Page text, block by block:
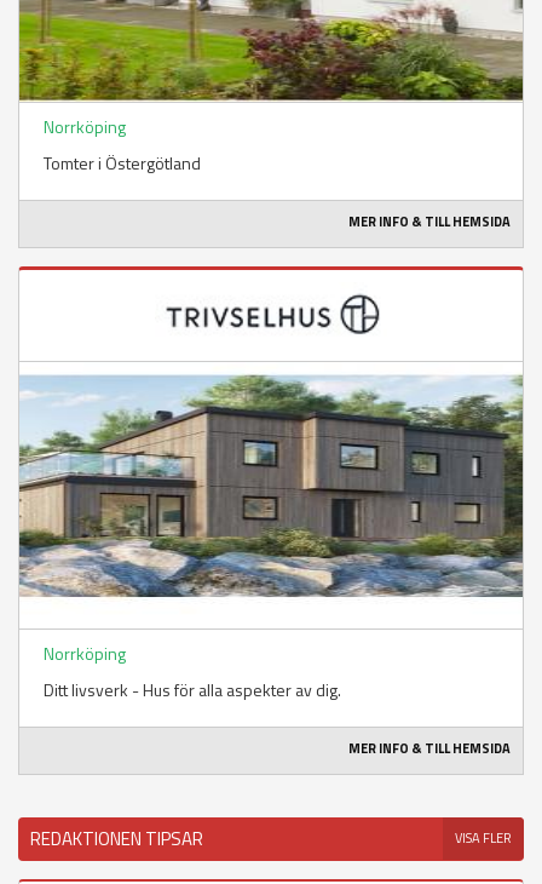
Norrköping
Tomter i Östergötland
MER INFO & TILL HEMSIDA
Norrköping
Ditt livsverk - Hus för alla aspekter av dig.
MER INFO & TILL HEMSIDA
REDAKTIONEN TIPSAR VISA FLER